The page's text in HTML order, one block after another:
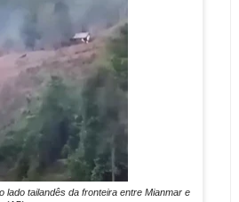
tailandês da fronteira entre Mianmar e